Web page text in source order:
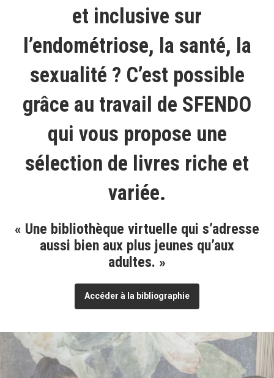
et inclusive sur
l’endométriose, la santé, la
sexualité ? C’est possible
grâce au travail de SFENDO
qui vous propose une
sélection de livres riche et
variée.
« Une bibliothèque virtuelle qui s’adresse
aussi bien aux plus jeunes qu’aux
adultes. »
Accéder à la bibliographie